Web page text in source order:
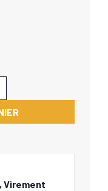
Virement